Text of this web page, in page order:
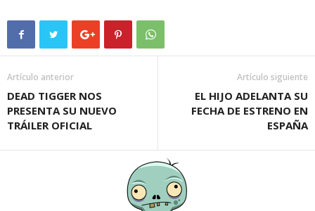
Artículo anterior
DEAD TIGGER NOS
PRESENTA SU NUEVO
TRÁILER OFICIAL
Artículo siguiente
EL HIJO ADELANTA SU
FECHA DE ESTRENO EN
ESPAÑA